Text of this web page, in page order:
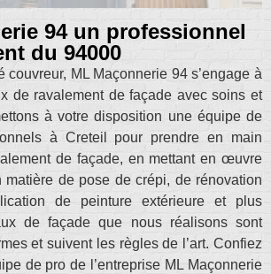
94 un professionnel
du 94000
couvreur, ML Maçonnerie 94 s’engage à
de ravalement de façade avec soins et
à votre disposition une équipe de
à Creteil pour prendre en main
de façade, en mettant en œuvre
matière de pose de crépi, de rénovation
de peinture extérieure et plus
de façade que nous réalisons sont
et suivent les règles de l’art. Confiez
de pro de l’entreprise ML Maçonnerie